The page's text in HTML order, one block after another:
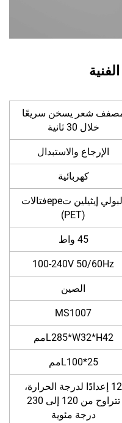
شعر يسخن سريعًا
خلال 30 ثانية
الإرجاع والاستبدال
كهربائية
البولي إيثيلين تереفتالات
(PET)
45 واط
100-240V 50/60Hz
الصين
MS1007
L285*W32*H42مم
L100*25مم
12 إعدادًا لدرجة الحرارة،
تتراوح من 120 إلى 230
درجة مئوية